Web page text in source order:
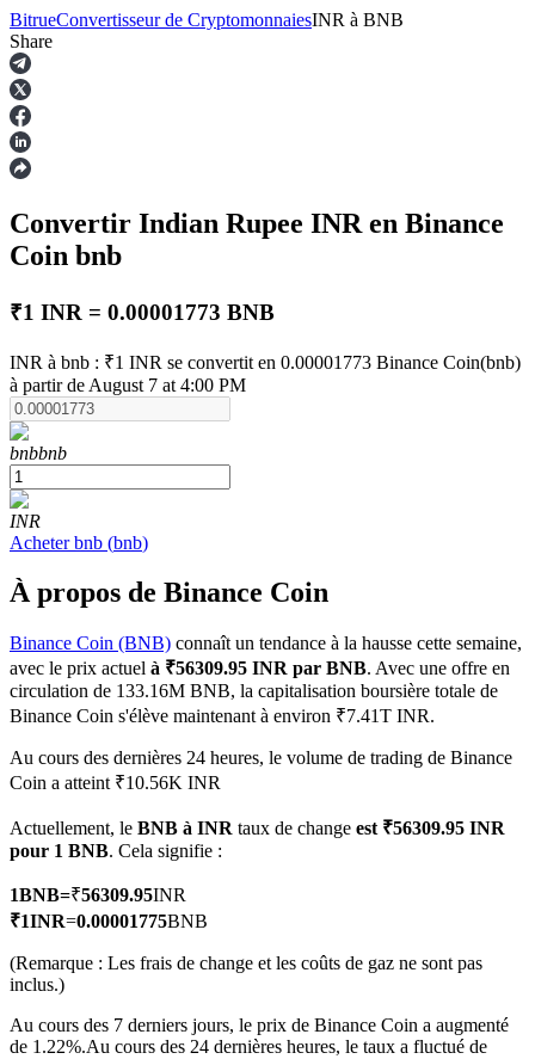
Contrats à terme
Futures USDT
Futures utilisant l'USDT comme garantie
Futures COIN-M
Contrats à terme sur crypto-monnaie
TradFi
Produits dérivés sur actions, forex, métaux précieux et matières
premières
BitrueConvertisseur de CryptomonnaiesINR à BNB
Share
Convertir Indian Rupee INR en Binance
Coin bnb
₹1 INR = 0.00001773 BNB
INR à bnb : ₹1 INR se convertit en 0.00001773 Binance Coin(bnb)
à partir de August 7 at 4:00 PM
bnbbnb
INR
Acheter bnb (bnb)
À propos de Binance Coin
Binance Coin (BNB) connaît un tendance à la hausse cette semaine,
avec le prix actuel à ₹56309.95 INR par BNB. Avec une offre en
circulation de 133.16M BNB, la capitalisation boursière totale de
Binance Coin s'élève maintenant à environ ₹7.41T INR.
Au cours des dernières 24 heures, le volume de trading de Binance
Coin a atteint ₹10.56K INR
Actuellement, le BNB à INR taux de change est ₹56309.95 INR
pour 1 BNB. Cela signifie :
1BNB=₹56309.95INR
₹1INR=0.00001775BNB
(Remarque : Les frais de change et les coûts de gaz ne sont pas
inclus.)
Au cours des 7 derniers jours, le prix de Binance Coin a augmenté
de 1.22%.Au cours des 24 dernières heures, le taux a fluctué de